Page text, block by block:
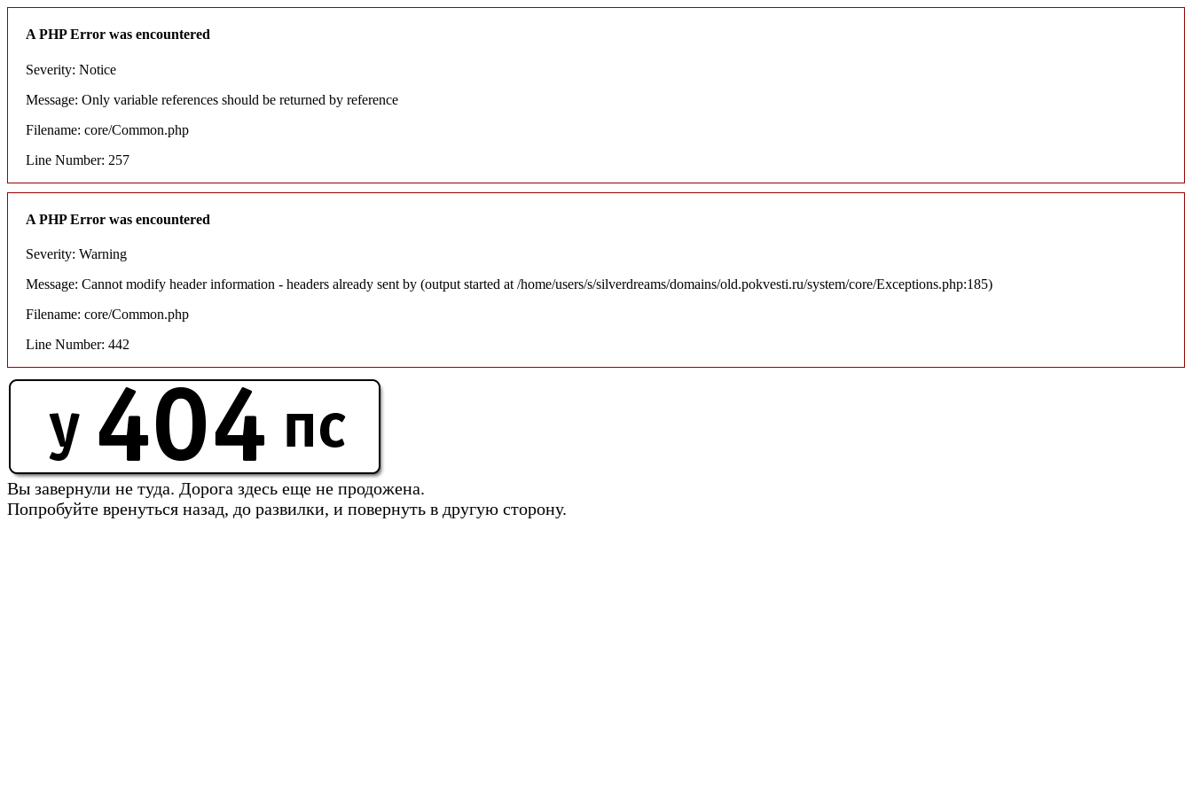
A PHP Error was encountered
Severity: Notice
Message: Only variable references should be returned by reference
Filename: core/Common.php
Line Number: 257
A PHP Error was encountered
Severity: Warning
Message: Cannot modify header information - headers already sent by (output started at /home/users/s/silverdreams/domains/old.pokvesti.ru/system/core/Exceptions.php:185)
Filename: core/Common.php
Line Number: 442
Вы завернули не туда. Дорога здесь еще не продожена.
Попробуйте вренуться назад, до развилки, и повернуть в другую сторону.